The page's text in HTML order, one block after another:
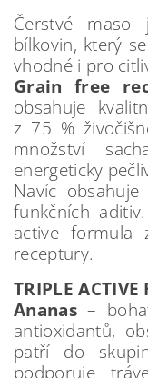
Čerstvé maso
bílkovin, který
vhodné i pro
Grain free
obsahuje
z 75 %
množství
energeticky
Navíc
funkčních
active formula
receptury.
TRIPLE ACTIVE
Ananas–
antioxidantů,
patří do
podporuje